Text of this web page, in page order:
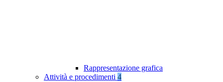
Rappresentazione grafica
Attività e procedimenti 4